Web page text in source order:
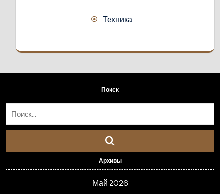
Техника
Поиск
Архивы
Май 2026